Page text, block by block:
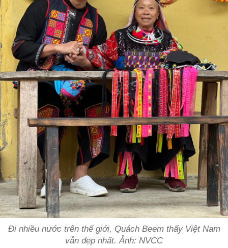
Đi nhiều nước trên thế giới, Quách Beem thấy Việt Nam
vẫn đẹp nhất. Ảnh: NVCC